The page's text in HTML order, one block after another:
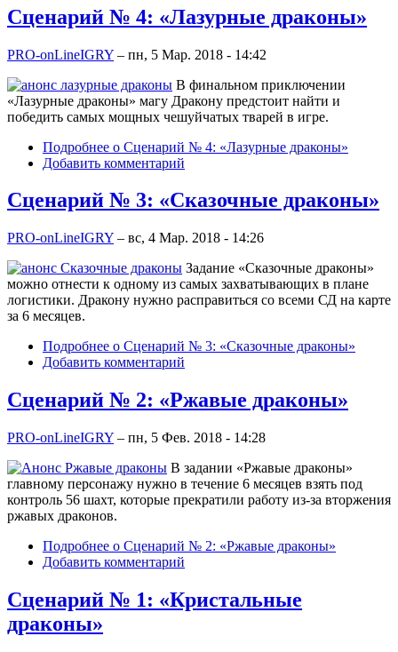
Сценарий № 4: «Лазурные драконы»
PRO-onLineIGRY – пн, 5 Мар. 2018 - 14:42
В финальном приключении
«Лазурные драконы» магу Дракону предстоит найти и
победить самых мощных чешуйчатых тварей в игре.
Подробнее о Сценарий № 4: «Лазурные драконы»
Добавить комментарий
Сценарий № 3: «Сказочные драконы»
PRO-onLineIGRY – вс, 4 Мар. 2018 - 14:26
Задание «Сказочные драконы»
можно отнести к одному из самых захватывающих в плане
логистики. Дракону нужно расправиться со всеми СД на карте
за 6 месяцев.
Подробнее о Сценарий № 3: «Сказочные драконы»
Добавить комментарий
Сценарий № 2: «Ржавые драконы»
PRO-onLineIGRY – пн, 5 Фев. 2018 - 14:28
В задании «Ржавые драконы»
главному персонажу нужно в течение 6 месяцев взять под
контроль 56 шахт, которые прекратили работу из-за вторжения
ржавых драконов.
Подробнее о Сценарий № 2: «Ржавые драконы»
Добавить комментарий
Сценарий № 1: «Кристальные
драконы»